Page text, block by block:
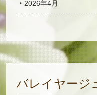
2026年4月
バレイヤージ